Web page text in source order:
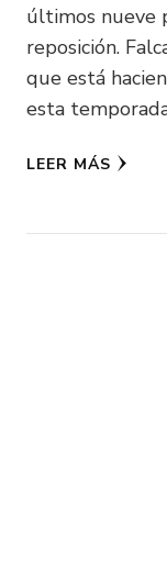
últimos nueve
reposición.
que está
esta
LEER MÁS